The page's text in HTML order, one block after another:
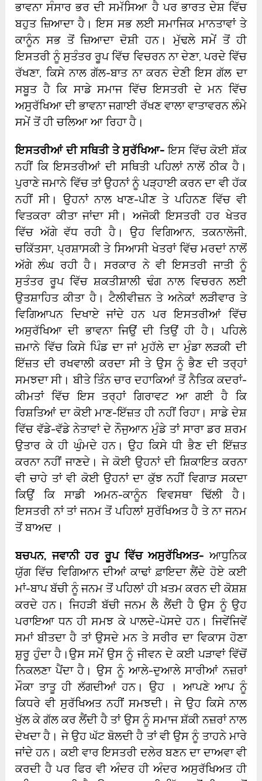
ਭਾਵਨਾ ਸੰਸਾਰ ਭਰ ਦੀ ਸਮੱਸਿਆ ਹੈ ਪਰ ਭਾਰਤ ਦੇਸ਼ ਵਿੱਚ
ਬਹੁਤ ਜ਼ਿਆਦਾ ਹੈ। ਇਸ ਸਭ ਲਈ ਸਮਾਜਿਕ ਮਾਨਤਾਵਾਂ ਤੇ
ਕਾਨੂੰਨ ਸਭ ਤੋਂ ਜ਼ਿਆਦਾ ਦੋਸ਼ੀ ਹਨ। ਮੁੱਢਲੇ ਸਮੇਂ ਤੋਂ ਹੀ
ਇਸਤਰੀ ਨੂੰ ਸੁਤੰਤਰ ਰੂਪ ਵਿੱਚ ਵਿਚਰਨ ਨਾ ਦੇਣਾ, ਪਰਦੇ ਵਿੱਚ
ਰੱਖਣਾ, ਕਿਸੇ ਨਾਲ ਗੱਲ-ਬਾਤ ਨਾ ਕਰਨ ਦੇਣੀ ਇਸ ਗੱਲ ਦਾ
ਸਬੂਤ ਹੈ ਕਿ ਸਾਡੇ ਸਮਾਜ ਵਿੱਚ ਇਸਤਰੀ ਦੇ ਮਨ ਵਿੱਚ
ਅਸੁਰੱਖਿਆ ਦੀ ਭਾਵਨਾ ਜਗਾਈ ਰੱਖਣ ਵਾਲਾ ਵਾਤਾਵਰਨ ਲੰਮੇ
ਸਮੇਂ ਤੋਂ ਹੀ ਚਲਿਆ ਆ ਰਿਹਾ ਹੈ।
ਇਸਤਰੀਆਂ ਦੀ ਸਥਿਤੀ ਤੇ ਸੁਰੱਖਿਆ- ਇਸ ਵਿੱਚ ਕੋਈ ਸ਼ੱਕ
ਨਹੀਂ ਕਿ ਇਸਤਰੀਆਂ ਦੀ ਸਥਿਤੀ ਪਹਿਲਾਂ ਨਾਲੋਂ ਠੀਕ ਹੈ।
ਪੁਰਾਣੇ ਜਮਾਨੇ ਵਿੱਚ ਤਾਂ ਉਹਨਾਂ ਨੂੰ ਪੜ੍ਹਾਈ ਕਰਨ ਦਾ ਵੀ ਹੱਕ
ਨਹੀਂ ਸੀ। ਉਹਨਾਂ ਨਾਲ ਖਾਣ-ਪੀਣ ਤੇ ਪਹਿਨਣ ਵਿੱਚ ਵੀ
ਵਿਤਕਰਾ ਕੀਤਾ ਜਾਂਦਾ ਸੀ। ਅਜੋਕੀ ਇਸਤਰੀ ਹਰ ਖੇਤਰ
ਵਿੱਚ ਅੱਗੇ ਵੱਧ ਰਹੀ ਹੈ। ਉਹ ਵਿਗਿਆਨ, ਤਕਨਾਲੋਜੀ,
ਚਕਿੱਤਸਾ, ਪ੍ਰਸ਼ਾਸਕੀ ਤੇ ਸਿਆਸੀ ਖੇਤਰਾਂ ਵਿੱਚ ਮਰਦਾਂ ਨਾਲੋਂ
ਅੱਗੇ ਲੰਘ ਰਹੀ ਹੈ। ਸਰਕਾਰ ਨੇ ਵੀ ਇਸਤਰੀ ਜਾਤੀ ਨੂੰ
ਸੁਤੰਤਰ ਰੂਪ ਵਿੱਚ ਸ਼ਕਤੀਸ਼ਾਲੀ ਢੰਗ ਨਾਲ ਵਿਚਰਨ ਲਈ
ਉਤਸ਼ਾਹਿਤ ਕੀਤਾ ਹੈ। ਟੈਲੀਵੀਜ਼ਨ ਤੇ ਅਨੇਕਾਂ ਲੜੀਵਾਰ ਤੇ
ਵਿਗਿਆਪਨ ਦਿਖਾਏ ਜਾਂਦੇ ਹਨ ਪਰ ਇਸਤਰੀਆਂ ਵਿੱਚ
ਅਸੁਰੱਖਿਆ ਦੀ ਭਾਵਨਾ ਜਿਉਂ ਦੀ ਤਿਉਂ ਹੀ ਹੈ। ਪਹਿਲੇ
ਜ਼ਮਾਨੇ ਵਿੱਚ ਕਿਸੇ ਪਿੰਡ ਦਾ ਜਾਂ ਮੁਹੱਲੇ ਦਾ ਮੁੰਡਾ ਲੜਕੀ ਦੀ
ਇੱਜ਼ਤ ਦੀ ਰਖਵਾਲੀ ਕਰਦਾ ਸੀ ਤੇ ਉਸ ਨੂੰ ਭੈਣ ਦੀ ਤਰ੍ਹਾਂ
ਸਮਝਦਾ ਸੀ। ਬੀਤੇ ਤਿੰਨ ਚਾਰ ਦਹਾਕਿਆਂ ਤੋਂ ਨੈਤਿਕ ਕਦਰਾਂ-
ਕੀਮਤਾਂ ਵਿੱਚ ਇਸ ਤਰ੍ਹਾਂ ਗਿਰਾਵਟ ਆ ਗਈ ਹੈ ਕਿ
ਰਿਸ਼ਤਿਆਂ ਦਾ ਕੋਈ ਮਾਣ-ਇੱਜ਼ਤ ਹੀ ਨਹੀਂ ਰਿਹਾ। ਸਾਡੇ ਦੇਸ਼
ਵਿੱਚ ਵੱਡੇ-ਵੱਡੇ ਨੇਤਾਵਾਂ ਦੇ ਨੌਜੁਆਨ ਮੁੰਡੇ ਤਾਂ ਸਾਰਾ ਡਰ ਸ਼ਰਮ
ਉਤਾਰ ਕੇ ਹੀ ਘੁੰਮਦੇ ਹਨ। ਉਹ ਕਿਸੇ ਧੀ ਭੈਣ ਦੀ ਇੱਜ਼ਤ
ਕਰਨਾ ਨਹੀਂ ਜਾਣਦੇ। ਜੇ ਕੋਈ ਉਹਨਾਂ ਦੀ ਸ਼ਿਕਾਇਤ ਕਰਨਾ
ਵੀ ਚਾਹੇ ਤਾਂ ਵੀ ਕੋਈ ਉਹਨਾਂ ਦਾ ਕੁੱਝ ਨਹੀਂ ਵਿਗਾੜ ਸਕਦਾ
ਕਿਉਂ ਕਿ ਸਾਡੀ ਅਮਨ-ਕਾਨੂੰਨ ਵਿਵਸਥਾ ਢਿੱਲੀ ਹੈ।
ਇਸਤਰੀ ਨਾਂ ਤਾਂ ਜਨਮ ਤੋਂ ਪਹਿਲਾਂ ਸੁਰੱਖਿਅਤ ਹੈ ਤੇ ਨਾ ਜਨਮ
ਤੋਂ ਬਾਅਦ ।
ਬਚਪਨ,ਜਵਾਨੀ ਹਰ ਰੂਪ ਵਿੱਚ ਅਸੁਰੱਖਿਅਤ- ਆਧੁਨਿਕ
ਯੁੱਗ ਵਿੱਚ ਵਿਗਿਆਨ ਦੀਆਂ ਕਾਢਾਂ ਫ਼ਾਇਦਾ ਲੈਂਦੇ ਹੋਏ ਕਈ
ਮਾਂ-ਬਾਪ ਬੱਚੀ ਨੂੰ ਜਨਮ ਤੋਂ ਪਹਿਲਾਂ ਹੀ ਖ਼ਤਮ ਕਰਨ ਦੀ ਕੋਸ਼ਸ਼
ਕਰਦੇ ਹਨ। ਜਿਹੜੀ ਬੱਚੀ ਜਨਮ ਲੈ ਲੈਂਦੀ ਹੈ ਉਸ ਨੂੰ ਉਹ
ਪਰਾਇਆ ਧਨ ਹੀ ਸਮਝ ਕੇ ਪਾਲਦੇ-ਪੋਸਦੇ ਹਨ। ਜਿਵੇਂਜਿਵੇਂ
ਸਮਾਂ ਬੀਤਦਾ ਹੈ ਤਾਂ ਉਸਦੇ ਮਨ ਤੇ ਸਰੀਰ ਦਾ ਵਿਕਾਸ ਹੋਣਾ
ਸ਼ੁਰੂ ਹੁੰਦਾ ਹੈ।ਉਸ ਸਮੇਂ ਉਸ ਨੂੰ ਜੀਵਨ ਦੇ ਕਈ ਪੜਾਵਾਂ ਵਿੱਚੋਂ
ਨਿਕਲਣਾ ਪੈਂਦਾ ਹੈ। ਉਸ ਨੂੰ ਆਲੇ-ਦੁਆਲੇ ਸਾਰੀਆਂ ਨਜ਼ਰਾਂ
ਮੌਕਾ ਤਾਤੂ ਹੀ ਲੱਗਦੀਆਂ ਹਨ। ਉਹ । ਆਪਣੇ ਆਪ ਨੂੰ
ਕਿਧਰੇ ਵੀ ਸੁਰੱਖਿਅਤ ਨਹੀਂ ਸਮਝਦੀ। ਜੇ ਉਹ ਕਿਸੇ ਨਾਲ
ਖੁੱਲ ਕੇ ਗੱਲ ਕਰ ਲੈਂਦੀ ਹੈ ਤਾਂ ਉਸ ਨੂੰ ਸਮਾਜ ਸ਼ੱਕੀ ਨਜ਼ਰਾਂ ਨਾਲ
ਦੇਖਦਾ ਹੈ। ਜੇ ਉਹ ਘੱਟ ਬੋਲਦੀ ਹੈ ਤਾਂ ਵੀ ਉਸ ਨੂੰ ਤਾਹਨੇ ਮਾਰੇ
ਜਾਂਦੇ ਹਨ। ਕਈ ਵਾਰ ਇਸਤਰੀ ਦਲੇਰ ਬਣਨ ਦਾ ਦਾਅਵਾ ਵੀ
ਕਰਦੀ ਹੈ ਪਰ ਫਿਰ ਵੀ ਅੰਦਰ ਹੀ ਅੰਦਰ ਅਸੁਰੱਖਿਅਤ ਹੀ